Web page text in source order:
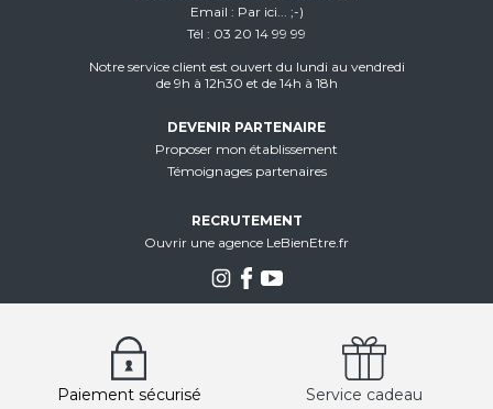
Email
Par ici... ;-)
Tél
03 20 14 99 99
Notre service client est ouvert du lundi au vendredi
de 9h à 12h30 et de 14h à 18h
DEVENIR PARTENAIRE
Proposer mon établissement
Témoignages partenaires
RECRUTEMENT
Ouvrir une agence LeBienEtre.fr
Paiement sécurisé Service cadeau